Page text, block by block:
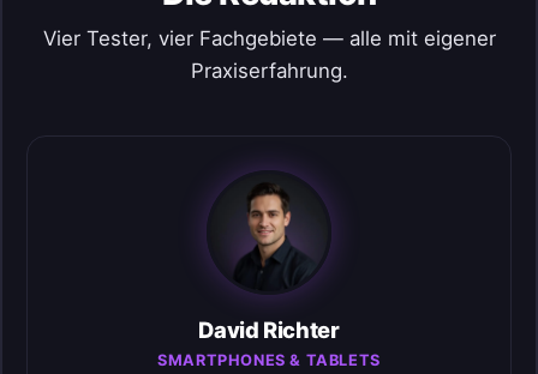
Vier Tester, vier Fachgebiete — alle mit eigener
Praxiserfahrung.
David Richter
SMARTPHONES & TABLETS